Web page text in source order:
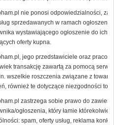
nie ponosi odpowiedzialności,
sprzedawanych w ramach
wystawiającego ogłoszenie do ich
oferty kupna.
jego przedstawiciele oraz
transakcję zawartą za pomocą
wszelkie roszczenia związane z
również te dotyczące niezgodności
zastrzega sobie prawo do
ogłoszenia, który łamie
spam, oferty usług, reklama